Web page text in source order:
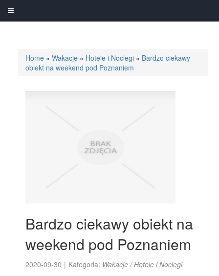
Home »Wakacje » Hotele i Noclegi » Bardzo ciekawy
obiekt na weekend pod Poznaniem
Bardzo ciekawy obiekt na
weekend pod Poznaniem
2020-09-30 | Kategoria: Wakacje / Hotele i Noclegi